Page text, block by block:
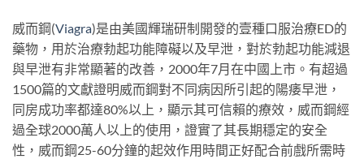
威而鋼(Viagra)是由美國輝瑞研制開發的壹種口服治療ED的
藥物，用於治療勃起功能障礙以及早泄，對於勃起功能減退
與早泄有非常顯著的改善，2000年7月在中國上市。有超過
1500篇的文獻證明威而鋼對不同病因所引起的陽痿早泄，
同房成功率都達80%以上，顯示其可信賴的療效，威而鋼經
過全球2000萬人以上的使用，證實了其長期穩定的安全
性，威而鋼25-60分鐘的起效作用時間正好配合前戲所需時